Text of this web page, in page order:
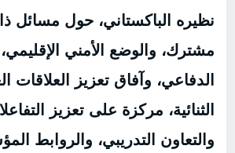
نظيره الباكستاني، حول مسائل
مشترك، والوضع الأمني الإقليمي،
الدفاعي، وآفاق تعزيز العلاقات
الثنائية، مركزة على تعزيز
والتعاون التدريبي، والروابط